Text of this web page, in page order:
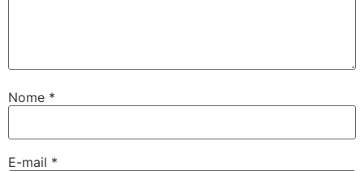
Nome *
E-mail *